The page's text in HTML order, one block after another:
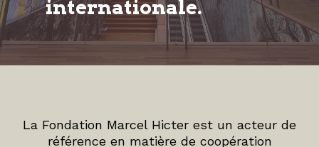
internationale.
La Fondation Marcel Hicter est un acteur de
référence en matière de coopération